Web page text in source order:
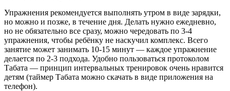
Упражнения рекомендуется выполнять утром в виде зарядки,
но можно и позже, в течение дня. Делать нужно ежедневно,
но не обязательно все сразу, можно чередовать по 3-4
упражнения, чтобы ребёнку не наскучил комплекс. Всего
занятие может занимать 10-15 минут — каждое упражнение
делается по 2-3 подхода. Удобно пользоваться протоколом
Табата — принцип интервальных тренировок очень нравится
детям (таймер Табата можно скачать в виде приложения на
телефон).